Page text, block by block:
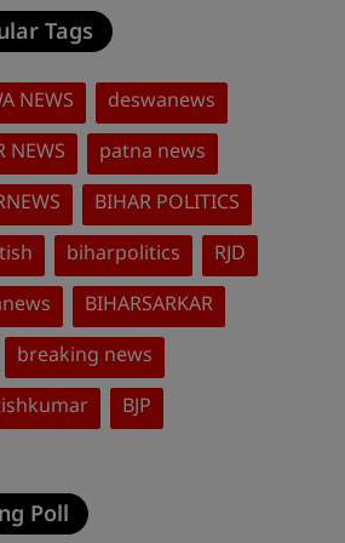
Tags
NEWS
deswanews
NEWS
patna news
BIHAR POLITICS
biharpolitics
RJD
BIHARSARKAR
breaking news
BJP
Poll